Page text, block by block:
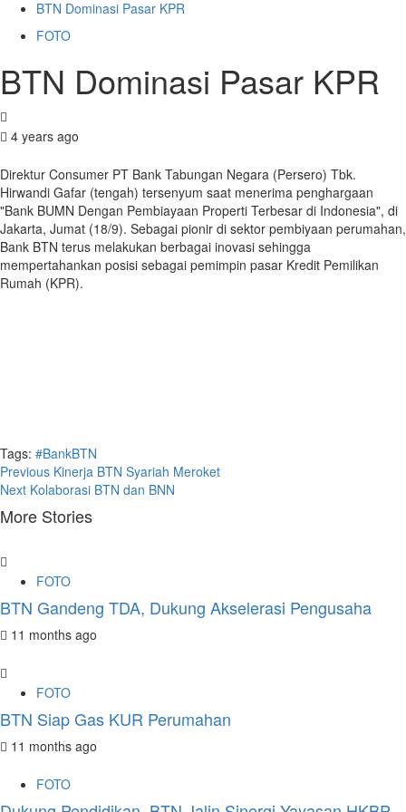
BTN Dominasi Pasar KPR
FOTO
BTN Dominasi Pasar KPR
4 years ago
Direktur Consumer PT Bank Tabungan Negara (Persero) Tbk.
Hirwandi Gafar (tengah) tersenyum saat menerima penghargaan
"Bank BUMN Dengan Pembiayaan Properti Terbesar di Indonesia", di
Jakarta, Jumat (18/9). Sebagai pionir di sektor pembiyaan perumahan,
Bank BTN terus melakukan berbagai inovasi sehingga
mempertahankan posisi sebagai pemimpin pasar Kredit Pemilikan
Rumah (KPR).
Tags: #BankBTN
Continue
Reading
Previous Kinerja BTN Syariah Meroket
Next Kolaborasi BTN dan BNN
More Stories
FOTO
BTN Gandeng TDA, Dukung Akselerasi Pengusaha
11 months ago
FOTO
BTN Siap Gas KUR Perumahan
11 months ago
FOTO